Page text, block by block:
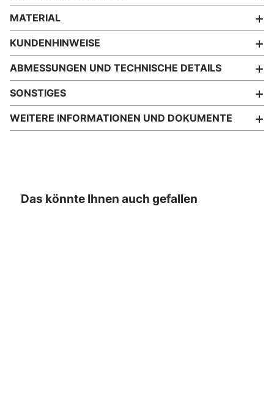
MATERIAL
KUNDENHINWEISE
ABMESSUNGEN UND TECHNISCHE DETAILS
SONSTIGES
WEITERE INFORMATIONEN UND DOKUMENTE
Das könnte Ihnen auch gefallen